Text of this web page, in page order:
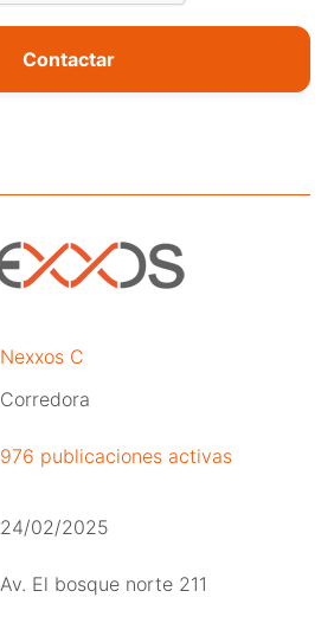
Contactar
Nexxos C
Corredora
976 publicaciones activas
24/02/2025
Av. El bosque norte 211